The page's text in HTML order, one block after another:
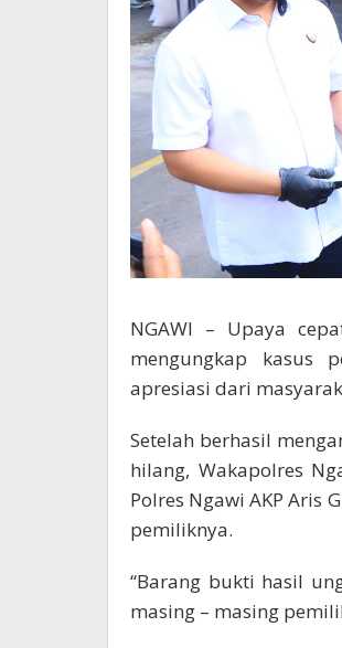
NGAWI – Upaya
mengungkap kasus
apresiasi dari
Setelah berhasil
hilang, Wakapolres
Polres Ngawi AKP Aris
pemiliknya.
“Barang bukti hasil
masing – masing